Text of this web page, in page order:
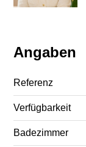
Angaben
Referenz
Verfügbarkeit
Badezimmer